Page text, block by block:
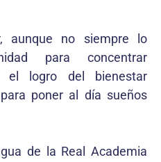
aunque no siempre lo
para concentrar
el logro del bienestar
poner al día sueños
de la Real Academia